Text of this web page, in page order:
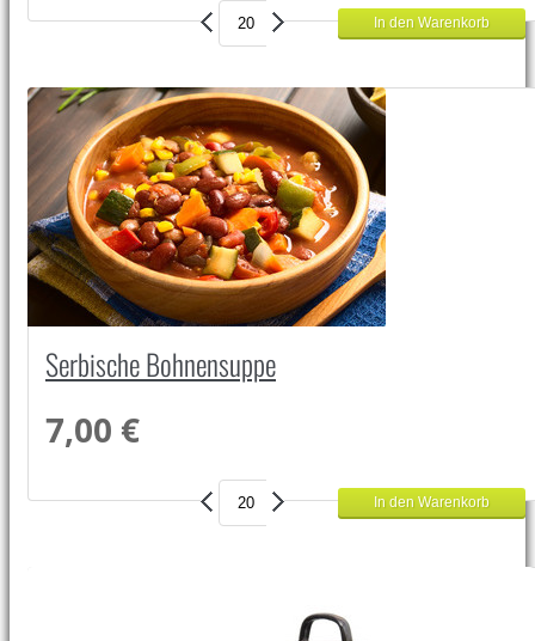
Serbische Bohnensuppe
7,00 €